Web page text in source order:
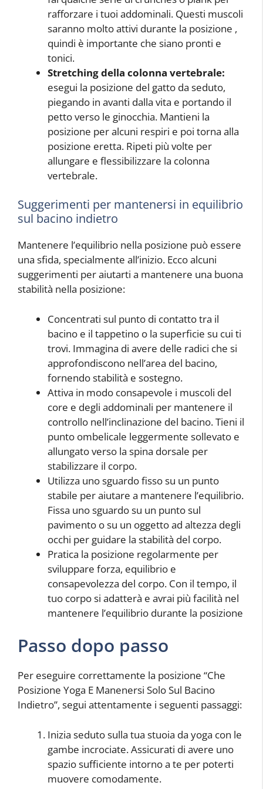
rafforzare i tuoi addominali. Questi muscoli
saranno molto attivi durante la posizione ,
quindi è importante che siano pronti e
tonici.
Stretching della colonna vertebrale:
esegui la posizione del gatto da seduto,
piegando in avanti dalla vita e portando il
petto verso le ginocchia. Mantieni la
posizione per alcuni respiri e poi torna alla
posizione eretta. Ripeti più volte per
allungare e flessibilizzare la colonna
vertebrale.
Suggerimenti per mantenersi in equilibrio
sul bacino indietro
Mantenere l’equilibrio nella posizione può essere
una sfida, specialmente all’inizio. Ecco alcuni
suggerimenti per aiutarti a mantenere una buona
stabilità nella posizione:
Concentrati sul punto di contatto tra il
bacino e il tappetino o la superficie su cui ti
trovi. Immagina di avere delle radici che si
approfondiscono nell’area del bacino,
fornendo stabilità e sostegno.
Attiva in modo consapevole i muscoli del
core e degli addominali per mantenere il
controllo nell’inclinazione del bacino. Tieni il
punto ombelicale leggermente sollevato e
allungato verso la spina dorsale per
stabilizzare il corpo.
Utilizza uno sguardo fisso su un punto
stabile per aiutare a mantenere l’equilibrio.
Fissa uno sguardo su un punto sul
pavimento o su un oggetto ad altezza degli
occhi per guidare la stabilità del corpo.
Pratica la posizione regolarmente per
sviluppare forza, equilibrio e
consapevolezza del corpo. Con il tempo, il
tuo corpo si adatterà e avrai più facilità nel
mantenere l’equilibrio durante la posizione
Passo dopo passo
Per eseguire correttamente la posizione “Che
Posizione Yoga E Manenersi Solo Sul Bacino
Indietro”, segui attentamente i seguenti passaggi:
Inizia seduto sulla tua stuoia da yoga con le
gambe incrociate. Assicurati di avere uno
spazio sufficiente intorno a te per poterti
muovere comodamente.